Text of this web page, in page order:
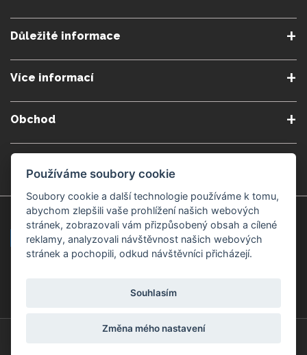
Důležité informace
Zásady ochrany osobních
Nastavení souborů cookie
Více informací
Gemmoterapie
Obchod
Nakupujte bezpečně Velkoobchod
Kamenné obchody
Považská Bystrica v Kauflandu Považská Bystrica Mpark
Žilina Čadca
Záruka kvality
Používáme soubory cookie
Soubory cookie a další technologie používáme k tomu,
abychom zlepšili vaše prohlížení našich webových
stránek, zobrazovali vám přizpůsobený obsah a cílené
reklamy, analyzovali návštěvnost našich webových
stránek a pochopili, odkud návštěvníci přicházejí.
Souhlasím
Změna mého nastavení